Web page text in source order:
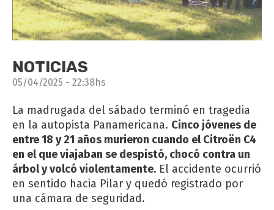
NOTICIAS
05/04/2025 - 22:38hs
La madrugada del sábado terminó en tragedia
en la autopista Panamericana. Cinco jóvenes de
entre 18 y 21 años murieron cuando el Citroën C4
en el que viajaban se despistó, chocó contra un
árbol y volcó violentamente. El accidente ocurrió
en sentido hacia Pilar y quedó registrado por
una cámara de seguridad.